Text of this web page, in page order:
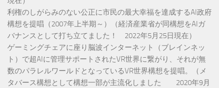
利権のしがらみのない公正に市民の最大幸福を達成するAI政府
構想を提唱（2007年上半期～）（経済産業省が同構想をAIガ
バナンスとして打ち立てました！ 2022年5月25日現在）
ゲーミングチェアに座り脳波インターネット（ブレインネッ
ト）で超AIに管理サポートされたVR世界に繋がり、それが無
数のパラレルワールドとなっているVR世界構想を提唱。（メ
タバース構想として構想一部が主流化しました 2020年9月